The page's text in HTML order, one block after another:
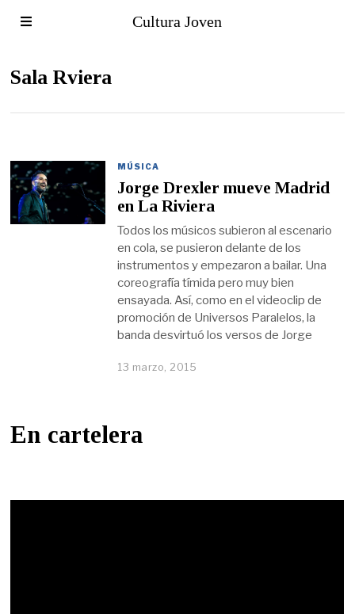
Cultura Joven
Sala Rviera
MÚSICA
Jorge Drexler mueve Madrid
en La Riviera
Todos los músicos subieron al escenario
en cola, se pusieron delante de los
instrumentos y empezaron a bailar. Una
coreografía tímida pero muy bien
ensayada. Así, como en el videoclip de
promoción de Universos Paralelos, la
banda desvirtuó los versos de Jorge
13 marzo, 2015
En cartelera